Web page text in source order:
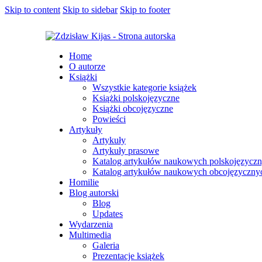
Skip to content Skip to sidebar Skip to footer
Home
O autorze
Książki
Wszystkie kategorie książek
Książki polskojęzyczne
Książki obcojęzyczne
Powieści
Artykuły
Artykuły
Artykuły prasowe
Katalog artykułów naukowych
Katalog artykułów naukowych
Homilie
Blog autorski
Blog
Updates
Wydarzenia
Multimedia
Galeria
Prezentacje książek